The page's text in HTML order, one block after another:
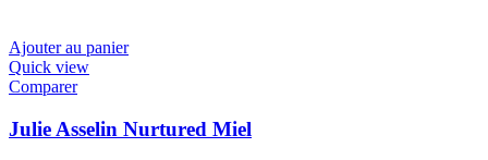
Ajouter au panier
Quick view
Comparer
Julie Asselin Nurtured Miel